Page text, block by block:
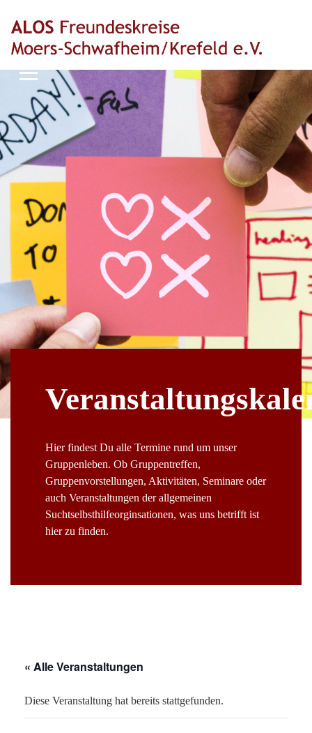
Hier findest Du alle Termine rund um unser
Gruppenleben. Ob Gruppentreffen,
Gruppenvorstellungen, Aktivitäten, Seminare oder
auch Veranstaltungen der allgemeinen
Suchtselbsthilfeorginsationen, was uns betrifft ist
hier zu finden.
« Alle Veranstaltungen
Diese Veranstaltung hat bereits stattgefunden.